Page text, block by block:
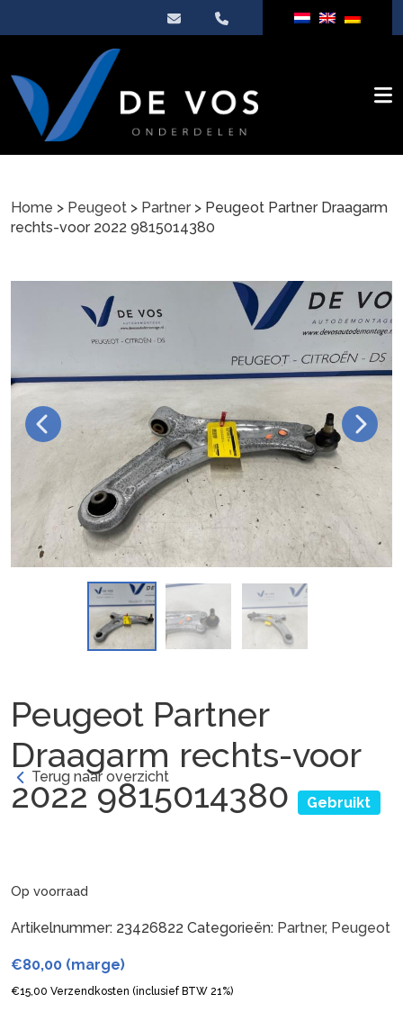
Home > Peugeot > Partner > Peugeot Partner Draagarm
rechts-voor 2022 9815014380
Peugeot Partner
Draagarm rechts-voor
2022 9815014380
Gebruikt
Terug naar overzicht
Op voorraad
Artikelnummer: 23426822 Categorieën: Partner, Peugeot
€80,00 (marge)
€15,00 Verzendkosten (inclusief BTW 21%)